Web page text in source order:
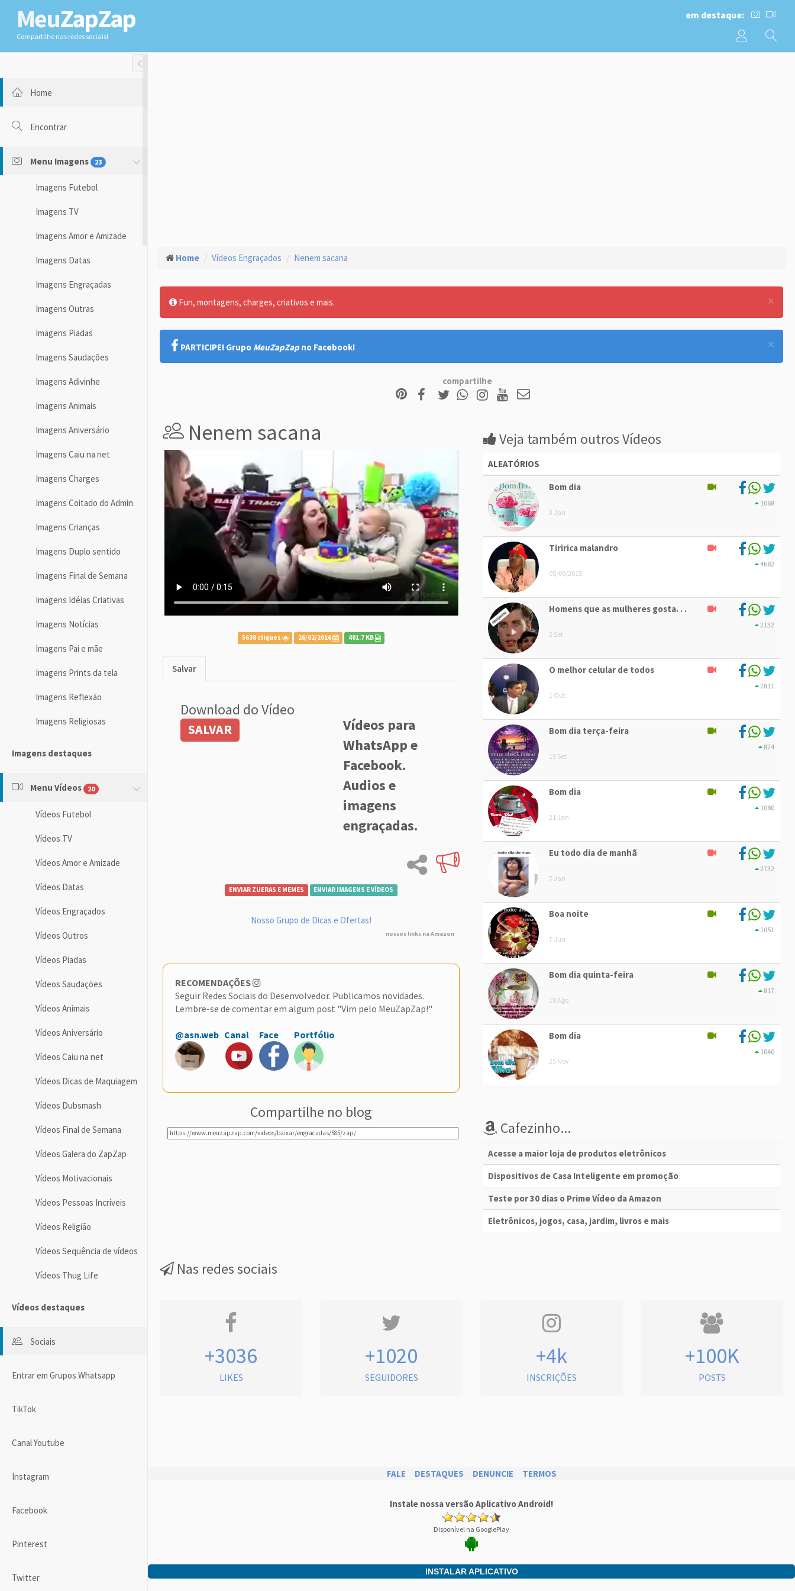
MeuZapZap
Compartilhe nas redes sociais!
em destaque:
Toggle Fullwidth
Home
Encontrar
Menu Imagens 23
Imagens Futebol
Imagens TV
Imagens Amor e Amizade
Imagens Datas
Imagens Engraçadas
Imagens Outras
Imagens Piadas
Imagens Saudações
Imagens Adivinhe
Imagens Animais
Imagens Aniversário
Imagens Caiu na net
Imagens Charges
Imagens Coitado do Admin.
Imagens Crianças
Imagens Duplo sentido
Imagens Final de Semana
Imagens Idéias Criativas
Imagens Notícias
Imagens Pai e mãe
Imagens Prints da tela
Imagens Reflexão
Imagens Religiosas
Imagens destaques
Menu Vídeos 20
Vídeos Futebol
Vídeos TV
Vídeos Amor e Amizade
Vídeos Datas
Vídeos Engraçados
Vídeos Outros
Vídeos Piadas
Vídeos Saudações
Vídeos Animais
Vídeos Aniversário
Vídeos Caiu na net
Vídeos Dicas de Maquiagem
Vídeos Dubsmash
Vídeos Final de Semana
Vídeos Galera do ZapZap
Vídeos Motivacionais
Vídeos Pessoas Incríveis
Vídeos Religião
Vídeos Sequência de vídeos
Vídeos Thug Life
Vídeos destaques
Sociais
Entrar em Grupos Whatsapp
TikTok
Canal Youtube
Instagram
Facebook
Pinterest
Twitter
Home Vídeos Engraçados Nenem sacana
×
Fun, montagens, charges, criativos e mais.
×
PARTICIPE! Grupo MeuZapZap no Facebook!
compartilhe
Nenem sacana
5638 cliques 26/02/2016 401.7 KB
Salvar
Download do Vídeo
SALVAR
Vídeos para
WhatsApp e
Facebook.
Audios e
imagens
engraçadas.
ENVIAR ZUERAS E MEMES ENVIAR IMAGENS E VÍDEOS
Nosso Grupo de Dicas e Ofertas!
nossos links na Amazon
RECOMENDAÇÕES
Seguir Redes Sociais do Desenvolvedor. Publicamos novidades.
Lembre-se de comentar em algum post "Vim pelo MeuZapZap!"
@asn.web Canal Face Portfólio
Compartilhe no blog
Veja também outros Vídeos
ALEATÓRIOS
Bom dia
3 Jan
1068
Tiririca malandro
05/09/2015
4682
Homens que as mulheres gosta. . .
2 Set
2132
O melhor celular de todos
1 Out
2811
Bom dia terça-feira
19 Set
824
Bom dia
21 Jan
1080
Eu todo dia de manhã
7 Jan
2732
Boa noite
7 Jun
1051
Bom dia quinta-feira
18 Ago
817
Bom dia
25 Nov
1040
Cafezinho...
Acesse a maior loja de produtos eletrônicos
Dispositivos de Casa Inteligente em promoção
Teste por 30 dias o Prime Vídeo da Amazon
Eletrônicos, jogos, casa, jardim, livros e mais
Nas redes sociais
+3036
LIKES
+1020
SEGUIDORES
+4k
INSCRIÇÕES
+100K
POSTS
FALE DESTAQUES DENUNCIE TERMOS
Instale nossa versão Aplicativo Android!
Disponível na GooglePlay
INSTALAR APLICATIVO